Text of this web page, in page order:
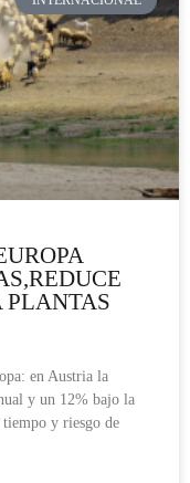
en Austria la
y un 12% bajo la
tiempo y riesgo de